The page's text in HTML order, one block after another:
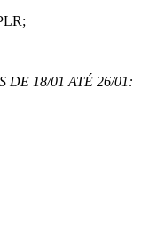
DE 18/01 ATÉ 26/01: